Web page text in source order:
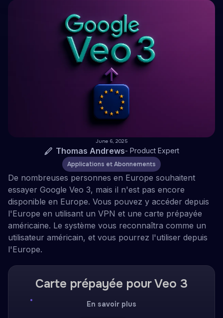
Thomas Andrews- Product Expert
June 6, 2025
Applications et Abonnements
De nombreuses personnes en Europe souhaitent
essayer Google Veo 3, mais il n'est pas encore
disponible en Europe. Vous pouvez y accéder depuis
l'Europe en utilisant un VPN et une carte prépayée
américaine. Le système vous reconnaîtra comme un
utilisateur américain, et vous pourrez l'utiliser depuis
l'Europe.
Carte prépayée pour Veo 3
En savoir plus